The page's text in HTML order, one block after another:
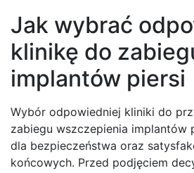
Jak wybrać
klinikę do
implantów piersi
Wybór odpowiedniej kliniki do
zabiegu wszczepienia implantów
dla bezpieczeństwa oraz
końcowych. Przed podjęciem